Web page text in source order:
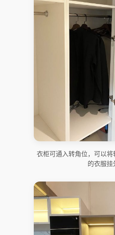
衣柜可通入转角位，可以
的衣服挂